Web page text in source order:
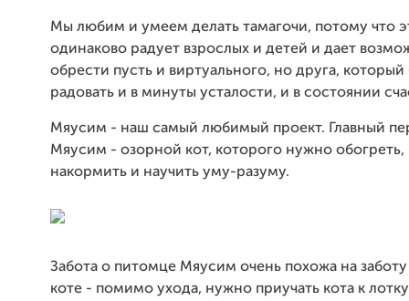
Мы любим и умеем делать тамагочи, потому что
одинаково радует взрослых и детей и дает
обрести пусть и виртуального, но друга, который
радовать и в минуты усталости, и в состоянии
Мяусим - наш самый любимый проект. Главный
Мяусим - озорной кот, которого нужно обогреть,
накормить и научить уму-разуму.
Забота о питомце Мяусим очень похожа на
коте - помимо ухода, нужно приучать кота к